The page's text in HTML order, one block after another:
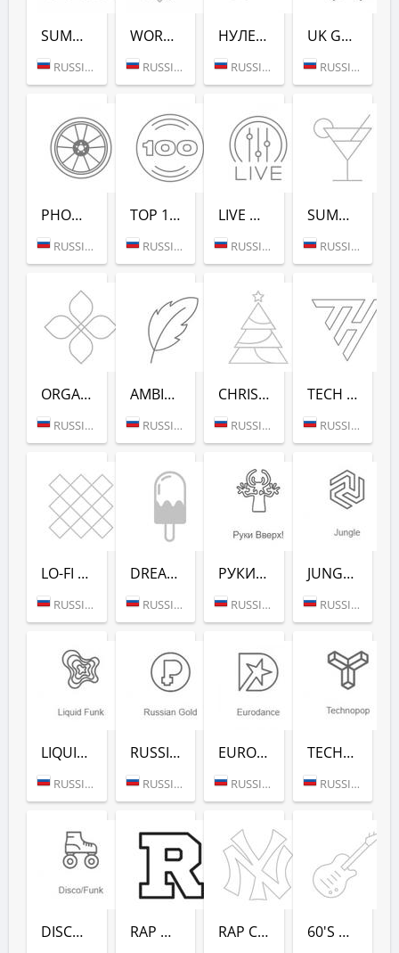
SUMMER LOUNGE - РАДИО РЕКОРД
RUSSIA (MOSCOW)
WORKOUT - РАДИО РЕКОРД
RUSSIA (MOSCOW)
НУЛЕВЫХ (РАДИО РЕКОРД)
RUSSIA (SAINT PETERSBURG)
UK GARAGE (РАДИО РЕКОРД)
RUSSIA (MOSCOW)
PHONK (РАДИО РЕКОРД)
RUSSIA (MOSCOW)
TOP 100 EDM (РАДИО РЕКОРД)
RUSSIA (MOSCOW)
LIVE DJ-SETS (РАДИО РЕКОРД)
RUSSIA (MOSCOW)
SUMMER DANCE (РАДИО РЕКОРД)
RUSSIA (MOSCOW)
ORGANIC (РАДИО РЕКОРД)
RUSSIA (MOSCOW)
AMBIENT (РАДИО РЕКОРД)
RUSSIA (MOSCOW)
CHRISTMAS (РАДИО РЕКОРД)
RUSSIA (MOSCOW)
TECH HOUSE (РАДИО РЕКОРД)
RUSSIA (MOSCOW)
LO-FI (РАДИО РЕКОРД)
RUSSIA (MOSCOW)
DREAM POP (РАДИО РЕКОРД)
RUSSIA (MOSCOW)
РУКИ ВВЕРХ! (РАДИО РЕКОРД)
RUSSIA (MOSCOW)
JUNGLE (РАДИО РЕКОРД)
RUSSIA (MOSCOW)
LIQUID FUNK (РАДИО РЕКОРД)
RUSSIA (MOSCOW)
RUSSIAN GOLD (РАДИО РЕКОРД)
RUSSIA (MOSCOW)
EURODANCE (РАДИО РЕКОРД)
RUSSIA (MOSCOW)
TECHNOPOP (РАДИО РЕКОРД)
RUSSIA (MOSCOW)
DISCO/FUNK (РАДИО РЕКОРД) RAP HITS (РАДИО РЕКОРД) RAP CLASSICS (РАДИО РЕКОРД) 60'S DANCE (РАДИО РЕКОРД)